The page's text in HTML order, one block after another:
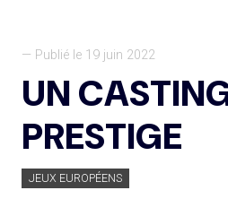
— Publié le 19 juin 2022
UN
PRESTIGE
JEUX EUROPÉENS